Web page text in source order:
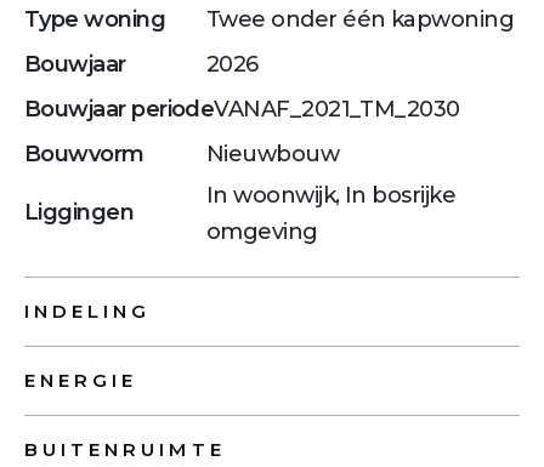
Type woning
Twee onder één kapwoning
Bouwjaar
2026
Bouwjaar periodeVANAF_2021_TM_2030
Bouwvorm
Nieuwbouw
Liggingen
In woonwijk, In bosrijke
omgeving
INDELING
ENERGIE
BUITENRUIMTE